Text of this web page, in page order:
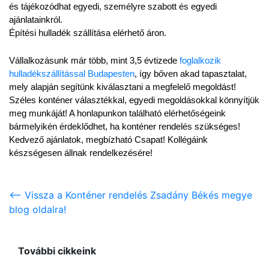
és tájékozódhat egyedi, személyre szabott és egyedi
ajánlatainkról.
Építési hulladék szállítása elérhető áron.
Vállalkozásunk már több, mint 3,5 évtizede foglalkozik
hulladékszállítással Budapesten, így bőven akad tapasztalat,
mely alapján segítünk kiválasztani a megfelelő megoldást!
Széles konténer választékkal, egyedi megoldásokkal könnyítjük
meg munkáját! A honlapunkon található elérhetőségeink
bármelyikén érdeklődhet, ha konténer rendelés szükséges!
Kedvező ajánlatok, megbízható Csapat! Kollégáink
készségesen állnak rendelkezésére!
<-- Vissza a Konténer rendelés Zsadány Békés megye
blog oldalra!
További cikkeink